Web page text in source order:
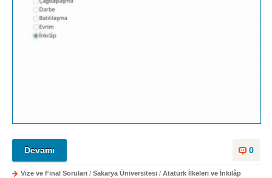
0
Devamı
Vize ve Final Soruları / Sakarya Üniversitesi / Atatürk İlkeleri ve İnkılâp